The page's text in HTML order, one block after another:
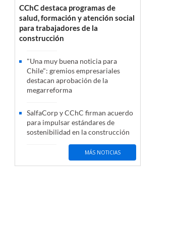
CChC destaca programas de
salud, formación y atención social
para trabajadores de la
construcción
"Una muy buena noticia para
Chile": gremios empresariales
destacan aprobación de la
megarreforma
SalfaCorp y CChC firman acuerdo
para impulsar estándares de
sostenibilidad en la construcción
MÁS NOTICIAS